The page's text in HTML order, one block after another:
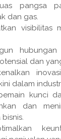
pangsa
dan gas.
visibilitas
dan
dalam
kunci
dan